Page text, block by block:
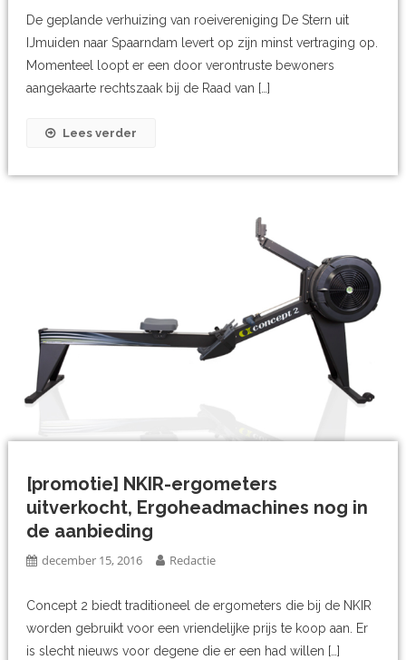
De geplande verhuizing van roeivereniging De Stern uit
IJmuiden naar Spaarndam levert op zijn minst vertraging op.
Momenteel loopt er een door verontruste bewoners
aangekaarte rechtszaak bij de Raad van […]
Lees verder
[promotie] NKIR-ergometers
uitverkocht, Ergoheadmachines nog in
de aanbieding
december 15, 2016 Redactie
Concept 2 biedt traditioneel de ergometers die bij de NKIR
worden gebruikt voor een vriendelijke prijs te koop aan. Er
is slecht nieuws voor degene die er een had willen […]